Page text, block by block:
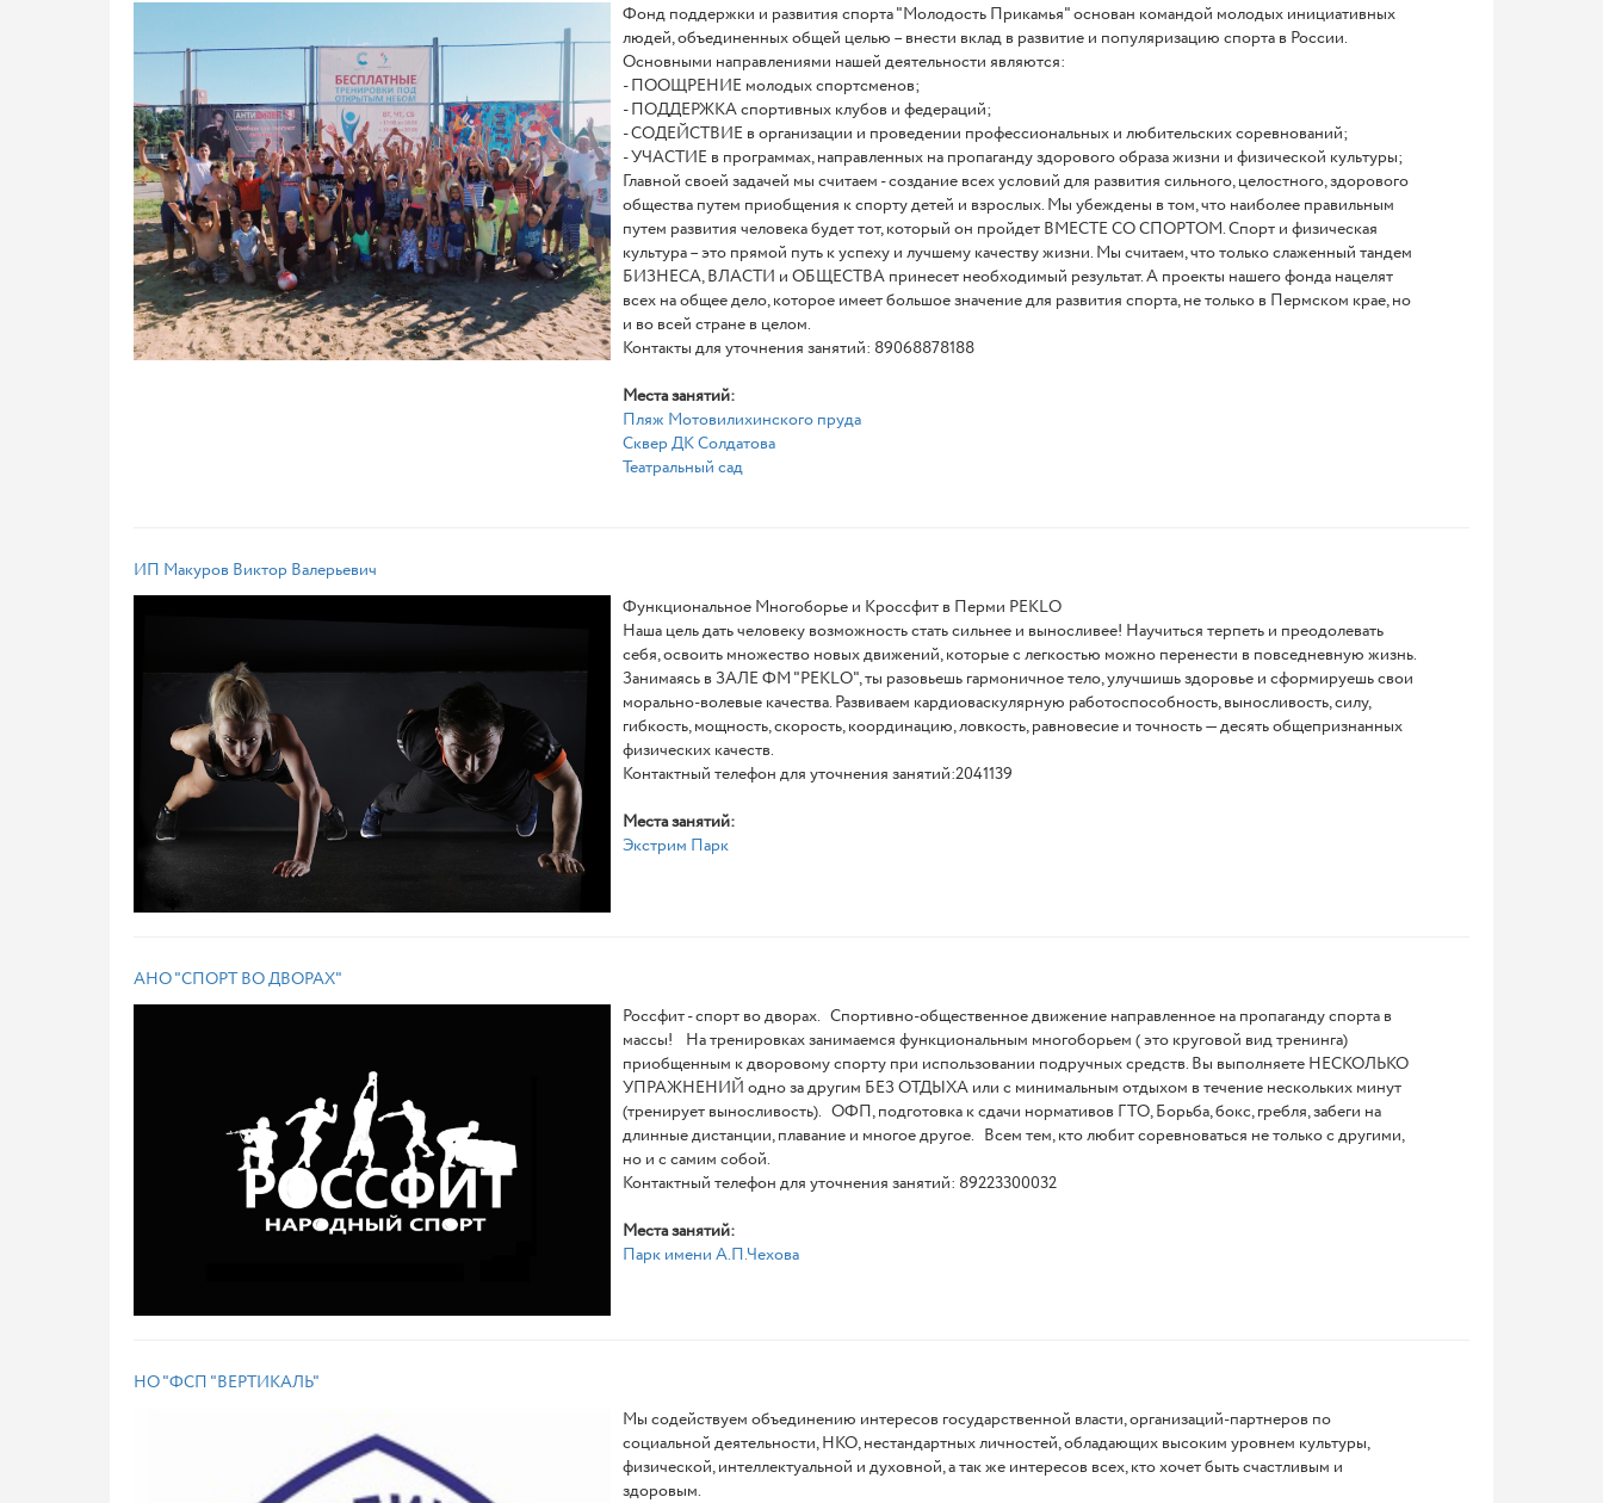
Фонд поддержки и развития спорта "Молодость Прикамья" основан командой молодых инициативных
людей, объединенных общей целью – внести вклад в развитие и популяризацию спорта в России.
Основными направлениями нашей деятельности являются:
- ПООЩРЕНИЕ молодых спортсменов;
- ПОДДЕРЖКА спортивных клубов и федераций;
- СОДЕЙСТВИЕ в организации и проведении профессиональных и любительских соревнований;
- УЧАСТИЕ в программах, направленных на пропаганду здорового образа жизни и физической культуры;
Главной своей задачей мы считаем - создание всех условий для развития сильного, целостного, здорового
общества путем приобщения к спорту детей и взрослых. Мы убеждены в том, что наиболее правильным
путем развития человека будет тот, который он пройдет ВМЕСТЕ СО СПОРТОМ. Спорт и физическая
культура – это прямой путь к успеху и лучшему качеству жизни. Мы считаем, что только слаженный тандем
БИЗНЕСА, ВЛАСТИ и ОБЩЕСТВА принесет необходимый результат. А проекты нашего фонда нацелят
всех на общее дело, которое имеет большое значение для развития спорта, не только в Пермском крае, но
и во всей стране в целом.
Контакты для уточнения занятий: 89068878188
Места занятий:
Пляж Мотовилихинского пруда
Сквер ДК Солдатова
Театральный сад
ИП Макуров Виктор Валерьевич
Функциональное Многоборье и Кроссфит в Перми PEKLO
Наша цель дать человеку возможность стать сильнее и выносливее! Научиться терпеть и преодолевать
себя, освоить множество новых движений, которые с легкостью можно перенести в повседневную жизнь.
Занимаясь в ЗАЛЕ ФМ "PEKLO", ты разовьешь гармоничное тело, улучшишь здоровье и сформируешь свои
морально-волевые качества. Развиваем кардиоваскулярную работоспособность, выносливость, силу,
гибкость, мощность, скорость, координацию, ловкость, равновесие и точность — десять общепризнанных
физических качеств.
Контактный телефон для уточнения занятий:2041139
Места занятий:
Экстрим Парк
АНО "СПОРТ ВО ДВОРАХ"
Россфит - спорт во дворах. Спортивно-общественное движение направленное на пропаганду спорта в
массы! На тренировках занимаемся функциональным многоборьем ( это круговой вид тренинга)
приобщенным к дворовому спорту при использовании подручных средств. Вы выполняете НЕСКОЛЬКО
УПРАЖНЕНИЙ одно за другим БЕЗ ОТДЫХА или с минимальным отдыхом в течение нескольких минут
(тренирует выносливость). ОФП, подготовка к сдачи нормативов ГТО, Борьба, бокс, гребля, забеги на
длинные дистанции, плавание и многое другое. Всем тем, кто любит соревноваться не только с другими,
но и с самим собой.
Контактный телефон для уточнения занятий: 89223300032
Места занятий:
Парк имени А.П.Чехова
НО "ФСП "ВЕРТИКАЛЬ"
Мы содействуем объединению интересов государственной власти, организаций-партнеров по
социальной деятельности, НКО, нестандартных личностей, обладающих высоким уровнем культуры,
физической, интеллектуальной и духовной, а так же интересов всех, кто хочет быть счастливым и
здоровым.